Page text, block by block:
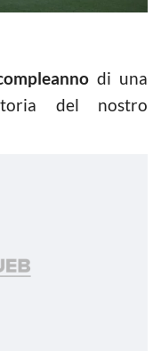
di una
del nostro